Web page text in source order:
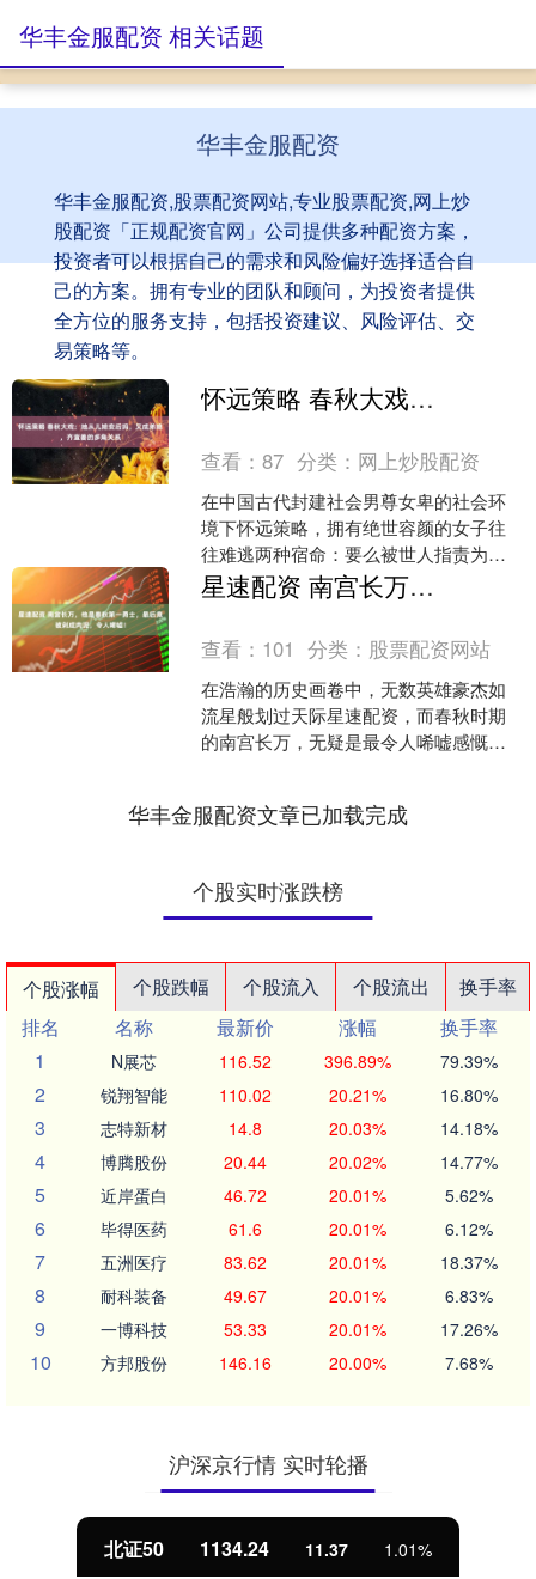
华丰金服配资
华丰金服配资,股票配资网站,专业股票配资,网上炒
股配资「正规配资官网」公司提供多种配资方案，
投资者可以根据自己的需求和风险偏好选择适合自
己的方案。拥有专业的团队和顾问，为投资者提供
全方位的服务支持，包括投资建议、风险评估、交
易策略等。
华丰金服配资 相关话题
怀远策略 春秋大戏：她从儿媳变后妈，又成弟媳，齐宣姜的多角关系
查看：87 分类： 网上炒股配资
在中国古代封建社会男尊女卑的社会环
境下怀远策略，拥有绝世容颜的女子往
往难逃两种宿命：要么被世人指责为祸
国殃民的红颜祸水，要么被后人惋惜为
命途多舛的薄命佳人。今天....
星速配资 南宫长万，他是春秋第一勇士，最后竟被剁成肉泥，令人唏嘘！
查看： 101 分类： 股票配资网站
在浩瀚的历史画卷中，无数英雄豪杰如
流星般划过天际星速配资，而春秋时期
的南宫长万，无疑是最令人唏嘘感慨的
华丰金服配资文章已加载完成
个股实时涨跌榜
个股涨幅 个股跌幅 个股流入 个股流出
换手率
排名
名称 最新价 涨幅
换手率
1
N展芯 116.52 396.89% 79.39%
2 锐翔智能 110.02 20.21% 16.80%
3 志特新材 14.8 20.03% 14.18%
4 博腾股份 20.44 20.02% 14.77%
5 近岸蛋白 46.72 20.01% 5.62%
6 毕得医药 61.6 20.01% 6.12%
7 五洲医疗 83.62 20.01% 18.37%
8 耐科装备 49.67 20.01% 6.83%
9 一博科技 53.33 20.01% 17.26%
10 方邦股份 146.16 20.00% 7.68%
沪深京行情 实时轮播
北证50 1134.24 11.37 1.01%